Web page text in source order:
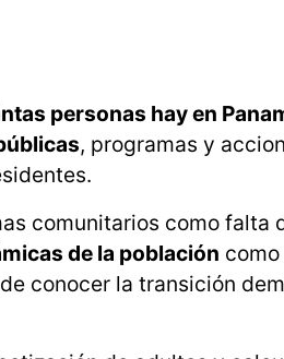
personas hay en
, programas y
comunitarios como falta
de la población
conocer la transición